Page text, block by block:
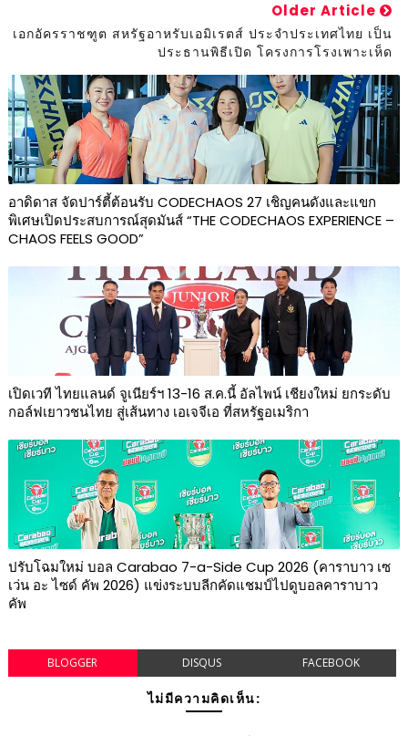
Older Article
เอกอัครราชฑูต สหรัฐอาหรับเอมิเรตส์ ประจำประเทศไทย เป็น
ประธานพิธีเปิด โครงการโรงเพาะเห็ด
อาดิดาส จัดปาร์ตี้ต้อนรับ CODECHAOS 27 เชิญคนดังและแขก
พิเศษเปิดประสบการณ์สุดมันส์ “THE CODECHAOS EXPERIENCE –
CHAOS FEELS GOOD”
เปิดเวที ไทยแลนด์ จูเนียร์ฯ 13-16 ส.ค.นี้ อัลไพน์ เชียงใหม่ ยกระดับ
กอล์ฟเยาวชนไทย สู่เส้นทาง เอเจจีเอ ที่สหรัฐอเมริกา
ปรับโฉมใหม่ บอล Carabao 7-a-Side Cup 2026 (คาราบาว เซ
เว่น อะ ไซด์ คัพ 2026) แข่งระบบลีกคัดแชมป์ไปดูบอลคาราบาว
คัพ
BLOGGER DISQUS FACEBOOK
ไม่มีความคิดเห็น: